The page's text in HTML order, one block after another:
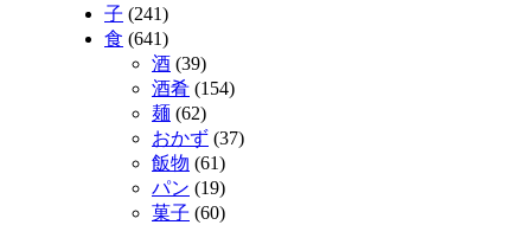
子 (241)
食 (641)
酒 (39)
酒肴 (154)
麺 (62)
おかず (37)
飯物 (61)
パン (19)
菓子 (60)